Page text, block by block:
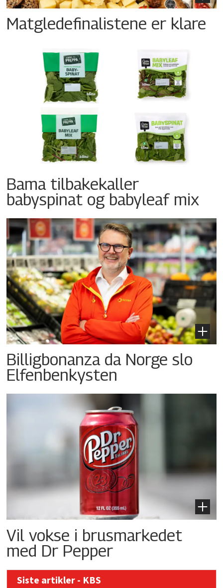
Matgledefinalistene er klare
Bama tilbakekaller
babyspinat og babyleaf mix
Billigbonanza da Norge slo
Elfenbenkysten
Vil vokse i brusmarkedet
med Dr Pepper
Siste artikler - KBS